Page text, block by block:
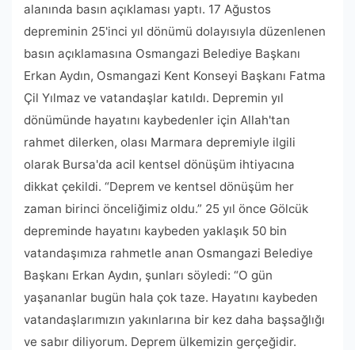
alanında basın açıklaması yaptı. 17 Ağustos
depreminin 25'inci yıl dönümü dolayısıyla düzenlenen
basın açıklamasına Osmangazi Belediye Başkanı
Erkan Aydın, Osmangazi Kent Konseyi Başkanı Fatma
Çil Yılmaz ve vatandaşlar katıldı. Depremin yıl
dönümünde hayatını kaybedenler için Allah'tan
rahmet dilerken, olası Marmara depremiyle ilgili
olarak Bursa'da acil kentsel dönüşüm ihtiyacına
dikkat çekildi. “Deprem ve kentsel dönüşüm her
zaman birinci önceliğimiz oldu.” 25 yıl önce Gölcük
depreminde hayatını kaybeden yaklaşık 50 bin
vatandaşımıza rahmetle anan Osmangazi Belediye
Başkanı Erkan Aydın, şunları söyledi: “O gün
yaşananlar bugün hala çok taze. Hayatını kaybeden
vatandaşlarımızın yakınlarına bir kez daha başsağlığı
ve sabır diliyorum. Deprem ülkemizin gerçeğidir.